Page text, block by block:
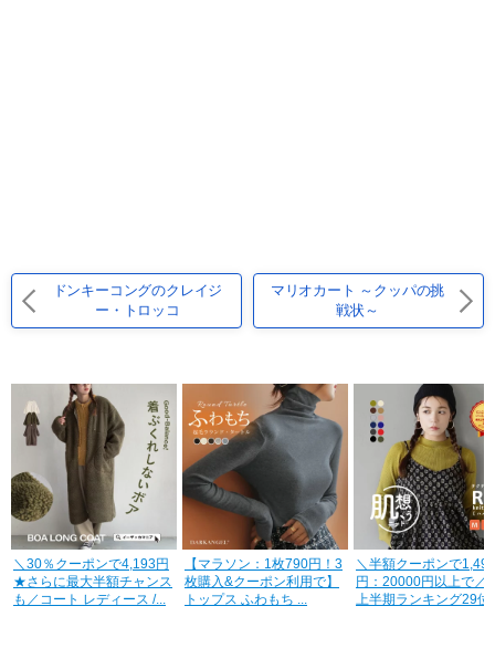
ドンキーコングのクレイジ
ー・トロッコ
マリオカート ～クッパの挑
戦状～
＼30％クーポンで4,193円
★さらに最大半額チャンス
も／コート レディース /...
【マラソン：1枚790円！3
枚購入&クーポン利用で】
トップス ふわもち ...
＼半額クーポンで1,495
円：20000円以上で／
上半期ランキング29位！